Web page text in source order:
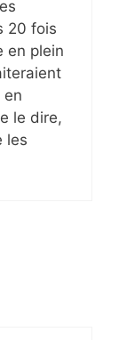
20 fois
en plein
en
le dire,
les